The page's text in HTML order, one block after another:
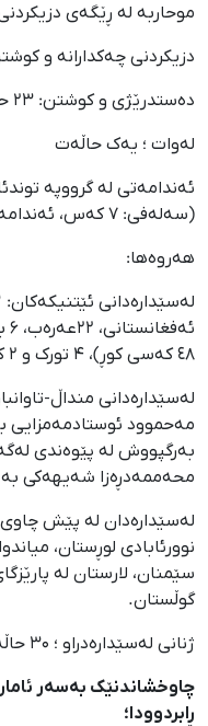
موحاربه لە ڕێگەی دزیکردنی
دزیکردنی چەکدارانە و
دەستدرێژی و کوشتن: ۲۳ حاڵەت
لەوات ؛ یەک حاڵەت
(سەلەفی: ۷ کەس، ئەندامەتی لە داعش: ١٠ حاڵەت)
هەروەها:
٤٨ کەسی کوڕ)، ۴ تورک و ۲ کەسی تورکمەن، یەک کەسی گیلەک
مەحموود ئوستادمەمزایی
بەرگپووش لە پێوەندی
محەممەدڕەزا شەیهەکی
نوورئابادی لوڕستان،
سێمنان، لارستان لە
گوڵستان.
ژنانی لەسێدارەدراو ؛ ۳۰ حاڵەت
چاوخشاندنێک بەسەر
ڕابردوودا؛